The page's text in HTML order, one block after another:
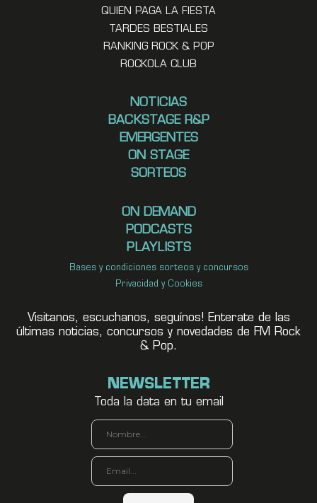
QUIEN PAGA LA FIESTA
TARDES BESTIALES
RANKING ROCK & POP
ROCKOLA CLUB
NOTICIAS
BACKSTAGE R&P
EMERGENTES
ON STAGE
SORTEOS
ON DEMAND
PODCASTS
PLAYLISTS
Bases y condiciones sorteos y concursos
Privacidad y Cookies
Visitanos, escuchanos, seguínos! Enterate de las
últimas noticias, concursos y novedades de FM Rock
& Pop.
NEWSLETTER
Toda la data en tu email